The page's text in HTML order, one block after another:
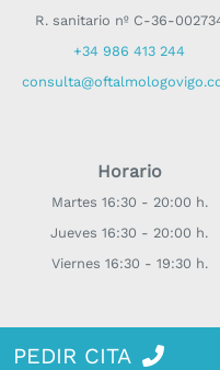
R. sanitario nº C-36-
+34 986 413 244
Horario
Martes 16:30 - 20:00 h.
Jueves 16:30 - 20:00 h.
Viernes 16:30 - 19:30 h.
PEDIR CITA